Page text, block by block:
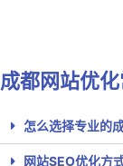
成都网站优
怎么选择专业的
网站SEO优化方